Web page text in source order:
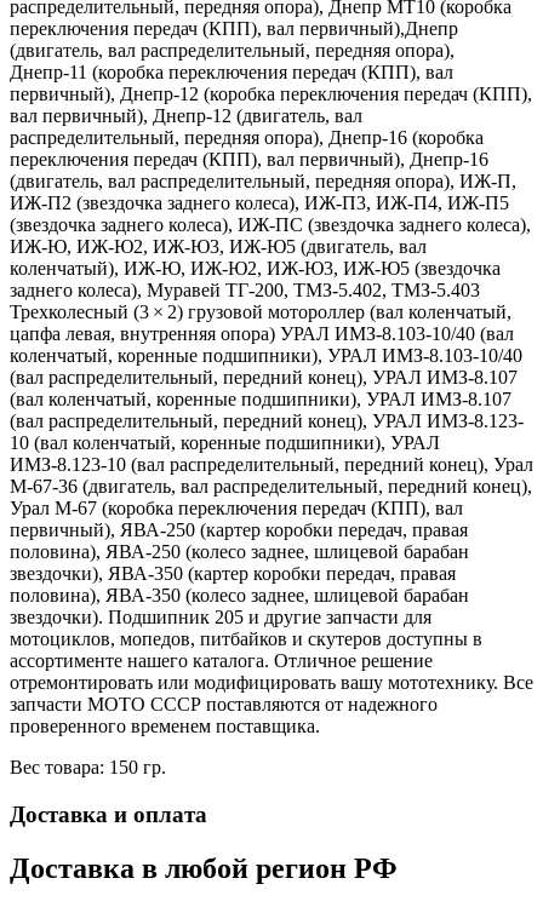
распределительный, передняя опора), Днепр МТ10 (коробка
переключения передач (КПП), вал первичный),Днепр
(двигатель, вал распределительный, передняя опора),
Днепр-11 (коробка переключения передач (КПП), вал
первичный), Днепр-12 (коробка переключения передач (КПП),
вал первичный), Днепр-12 (двигатель, вал
распределительный, передняя опора), Днепр-16 (коробка
переключения передач (КПП), вал первичный), Днепр-16
(двигатель, вал распределительный, передняя опора), ИЖ-П,
ИЖ-П2 (звездочка заднего колеса), ИЖ-П3, ИЖ-П4, ИЖ-П5
(звездочка заднего колеса), ИЖ-ПС (звездочка заднего колеса),
ИЖ-Ю, ИЖ-Ю2, ИЖ-Ю3, ИЖ-Ю5 (двигатель, вал
коленчатый), ИЖ-Ю, ИЖ-Ю2, ИЖ-Ю3, ИЖ-Ю5 (звездочка
заднего колеса), Муравей ТГ-200, ТМЗ-5.402, ТМЗ-5.403
Трехколесный (3 × 2) грузовой мотороллер (вал коленчатый,
цапфа левая, внутренняя опора) УРАЛ ИМЗ-8.103-10/40 (вал
коленчатый, коренные подшипники), УРАЛ ИМЗ-8.103-10/40
(вал распределительный, передний конец), УРАЛ ИМЗ-8.107
(вал коленчатый, коренные подшипники), УРАЛ ИМЗ-8.107
(вал распределительный, передний конец), УРАЛ ИМЗ-8.123-
10 (вал коленчатый, коренные подшипники), УРАЛ
ИМЗ-8.123-10 (вал распределительный, передний конец), Урал
М-67-36 (двигатель, вал распределительный, передний конец),
Урал М-67 (коробка переключения передач (КПП), вал
первичный), ЯВА-250 (картер коробки передач, правая
половина), ЯВА-250 (колесо заднее, шлицевой барабан
звездочки), ЯВА-350 (картер коробки передач, правая
половина), ЯВА-350 (колесо заднее, шлицевой барабан
звездочки). Подшипник 205 и другие запчасти для
мотоциклов, мопедов, питбайков и скутеров доступны в
ассортименте нашего каталога. Отличное решение
отремонтировать или модифицировать вашу мототехнику. Все
запчасти МОТО СССР поставляются от надежного
проверенного временем поставщика.
Вес товара: 150 гр.
Доставка и оплата
Доставка в любой регион РФ